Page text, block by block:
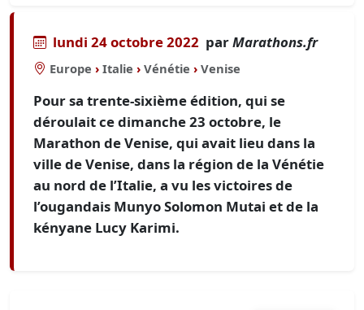
lundi 24 octobre 2022 parMarathons.fr
Europe › Italie › Vénétie › Venise
Pour sa trente-sixième édition, qui se
déroulait ce dimanche 23 octobre, le
Marathon de Venise, qui avait lieu dans la
ville de Venise, dans la région de la Vénétie
au nord de l’Italie, a vu les victoires de
l’ougandais Munyo Solomon Mutai et de la
kényane Lucy Karimi.